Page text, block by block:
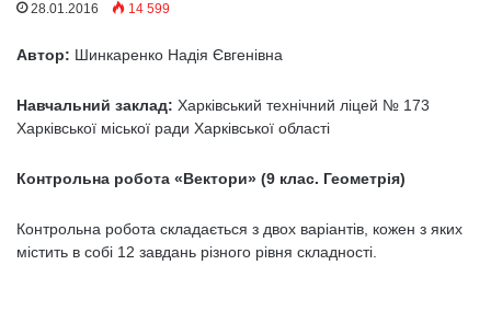
28.01.2016 14 599
Автор: Шинкаренко Надія Євгенівна
Навчальний заклад: Харківський технічний ліцей № 173
Харківської міської ради Харківської області
Контрольна робота «Вектори» (9 клас. Геометрія)
Контрольна робота складається з двох варіантів, кожен з яких
містить в собі 12 завдань різного рівня складності.